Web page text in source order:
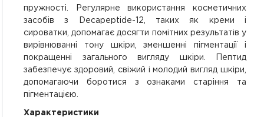
пружності. Регулярне використання косметичних
засобів з Decapeptide-12, таких як креми і
сироватки, допомагає досягти помітних результатів у
вирівнюванні тону шкіри, зменшенні пігментації і
покращенні загального вигляду шкіри. Пептид
забезпечує здоровий, свіжий і молодий вигляд шкіри,
допомагаючи боротися з ознаками старіння та
пігментацією.
Характеристики